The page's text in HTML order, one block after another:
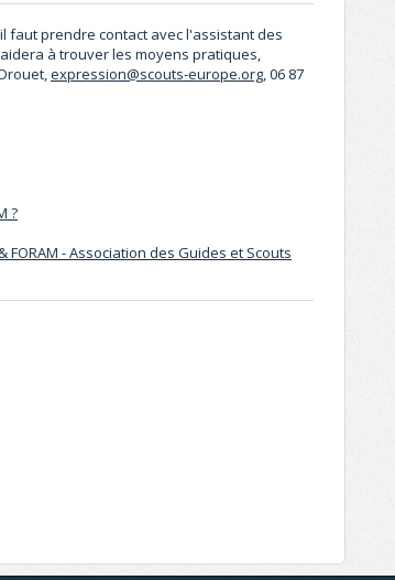
faut prendre contact avec l'assistant des
à trouver les moyens pratiques,
expression@scouts-europe.org 06 87
?
FORAM - Association des Guides et Scouts